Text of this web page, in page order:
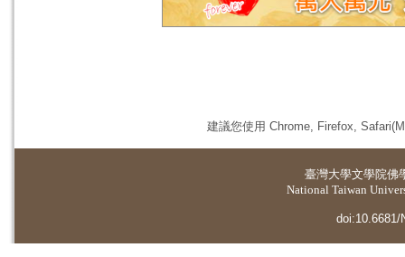
建議您使用 Chrome, Firefox,
臺灣大學文學院佛
National Taiwan
doi:10.6681/